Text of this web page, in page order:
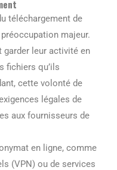
téléchargement de
majeur.
leur activité en
fichiers qu’ils
cette volonté de
légales de
aux fournisseurs de
en ligne, comme
(VPN) ou de services